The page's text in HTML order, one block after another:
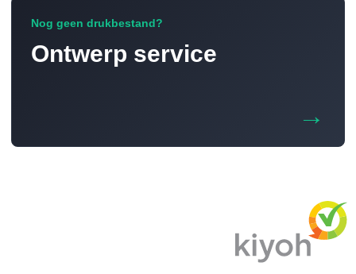
Nog geen drukbestand?
Ontwerp service